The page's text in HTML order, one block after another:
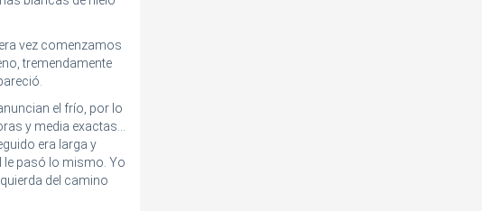
vez comenzamos
tremendamente
el frío, por lo
y media exactas...
era larga y
le pasó lo mismo. Yo
del camino